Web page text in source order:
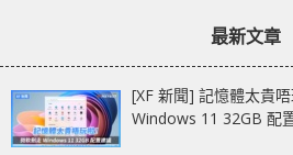
最新文章
[XF 新聞] 記憶體太貴
Windows 11 32GB 配